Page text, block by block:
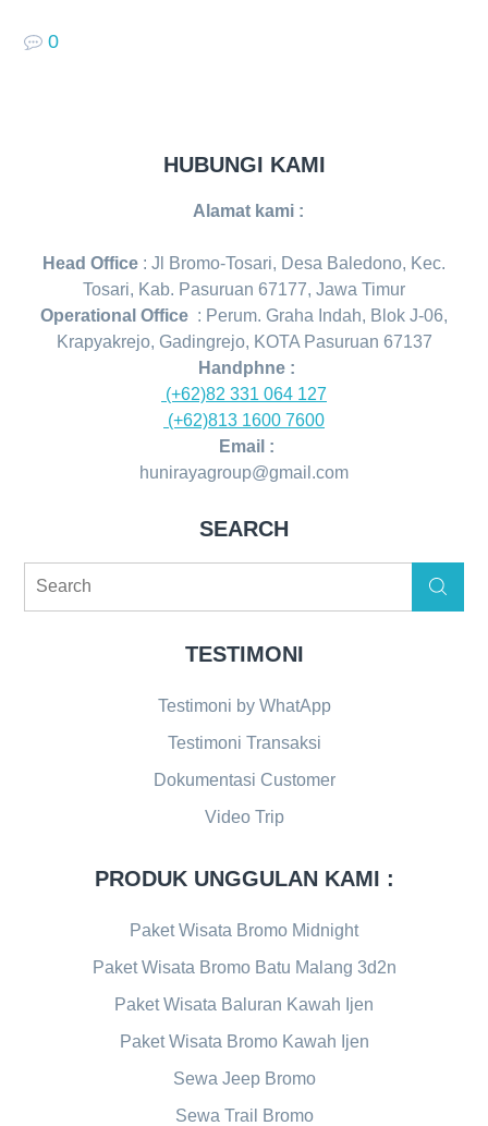
0
HUBUNGI KAMI
Alamat kami :
Head Office : Jl Bromo-Tosari, Desa Baledono, Kec.
Tosari, Kab. Pasuruan 67177, Jawa Timur
Operational Office : Perum. Graha Indah, Blok J-06,
Krapyakrejo, Gadingrejo, KOTA Pasuruan 67137
Handphne :
(+62)82 331 064 127
(+62)813 1600 7600
Email :
hunirayagroup@gmail.com
SEARCH
Search
TESTIMONI
Testimoni by WhatApp
Testimoni Transaksi
Dokumentasi Customer
Video Trip
PRODUK UNGGULAN KAMI :
Paket Wisata Bromo Midnight
Paket Wisata Bromo Batu Malang 3d2n
Paket Wisata Baluran Kawah Ijen
Paket Wisata Bromo Kawah Ijen
Sewa Jeep Bromo
Sewa Trail Bromo